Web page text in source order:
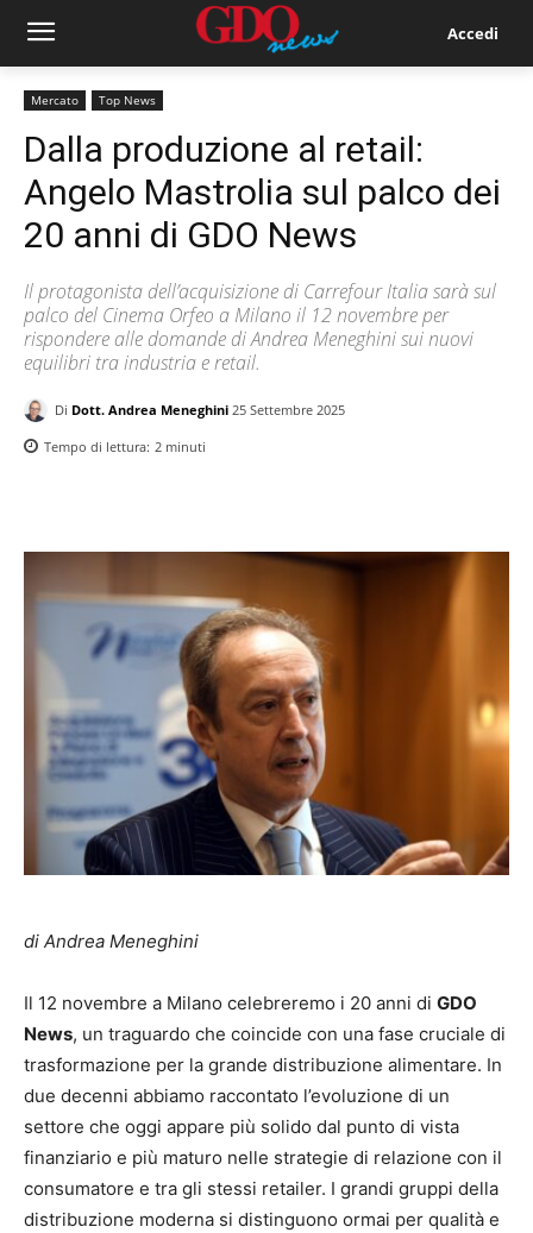
Accedi
Mercato Top News
Dalla produzione al retail:
Angelo Mastrolia sul palco dei
20 anni di GDO News
Il protagonista dell’acquisizione di Carrefour Italia sarà sul
palco del Cinema Orfeo a Milano il 12 novembre per
rispondere alle domande di Andrea Meneghini sui nuovi
equilibri tra industria e retail.
Di Dott. Andrea Meneghini 25 Settembre 2025
Tempo di lettura: 2 minuti
di Andrea Meneghini
Il 12 novembre a Milano celebreremo i 20 anni di GDO
News, un traguardo che coincide con una fase cruciale di
trasformazione per la grande distribuzione alimentare. In
due decenni abbiamo raccontato l’evoluzione di un
settore che oggi appare più solido dal punto di vista
finanziario e più maturo nelle strategie di relazione con il
consumatore e tra gli stessi retailer. I grandi gruppi della
distribuzione moderna si distinguono ormai per qualità e